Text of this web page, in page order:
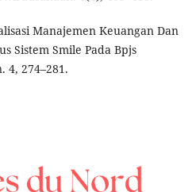
Manajemen Keuangan Dan
Sistem Smile Pada Bpjs
4, 274–281.